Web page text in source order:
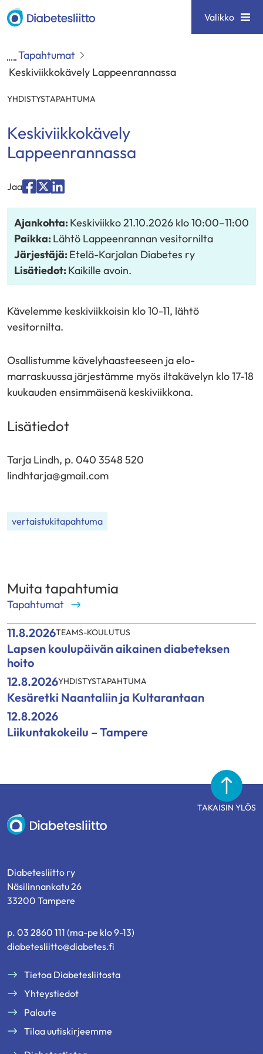
Siirry
sisältöön
Diabetesliitto Valikko
Tapahtumat
Keskiviikkokävely Lappeenrannassa
YHDISTYSTAPAHTUMA
Keskiviikkokävely
Lappeenrannassa
Jaa
"Facebook"
"X""LinkedIn"
Ajankohta:Keskiviikko 21.10.2026 klo 10:00–11:00
Paikka:Lähtö Lappeenrannan vesitornilta
Järjestäjä:Etelä-Karjalan Diabetes ry
Lisätiedot:Kaikille avoin.
Kävelemme keskiviikkoisin klo 10-11, lähtö
vesitornilta.
Osallistumme kävelyhaasteeseen ja elo-
marraskuussa järjestämme myös iltakävelyn klo 17-18
kuukauden ensimmäisenä keskiviikkona.
Lisätiedot
Tarja Lindh, p. 040 3548 520
lindhtarja@gmail.com
vertaistukitapahtuma
Muita tapahtumia
Tapahtumat
11.8.2026TEAMS-KOULUTUS
Lapsen koulupäivän aikainen diabeteksen
hoito
12.8.2026YHDISTYSTAPAHTUMA
Kesäretki Naantaliin ja Kultarantaan
12.8.2026
Liikuntakokeilu – Tampere
TAKAISIN YLÖS
Diabetesliitto
Diabetesliitto ry
Näsilinnankatu 26
33200 Tampere
p. 03 2860 111 (ma-pe klo 9-13)
diabetesliitto@diabetes.fi
Tietoa Diabetesliitosta
Yhteystiedot
Palaute
Tilaa uutiskirjeemme